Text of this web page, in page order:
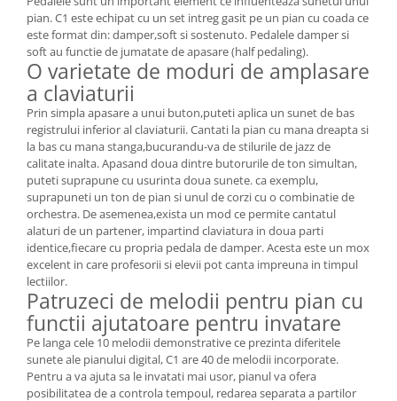
pian. C1 este echipat cu un set intreg gasit pe un pian cu coada ce
este format din: damper,soft si sostenuto. Pedalele damper si
soft au functie de jumatate de apasare (half pedaling).
O varietate de moduri de amplasare
a claviaturii
Prin simpla apasare a unui buton,puteti aplica un sunet de bas
registrului inferior al claviaturii. Cantati la pian cu mana dreapta si
la bas cu mana stanga,bucurandu-va de stilurile de jazz de
calitate inalta. Apasand doua dintre butorurile de ton simultan,
puteti suprapune cu usurinta doua sunete. ca exemplu,
suprapuneti un ton de pian si unul de corzi cu o combinatie de
orchestra. De asemenea,exista un mod ce permite cantatul
alaturi de un partener, impartind claviatura in doua parti
identice,fiecare cu propria pedala de damper. Acesta este un mox
excelent in care profesorii si elevii pot canta impreuna in timpul
lectiilor.
Patruzeci de melodii pentru pian cu
functii ajutatoare pentru invatare
Pe langa cele 10 melodii demonstrative ce prezinta diferitele
sunete ale pianului digital, C1 are 40 de melodii incorporate.
Pentru a va ajuta sa le invatati mai usor, pianul va ofera
posibilitatea de a controla tempoul, redarea separata a partilor